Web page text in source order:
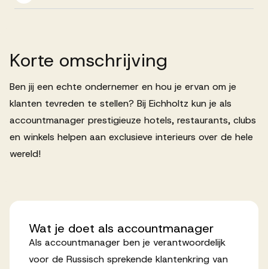
Successen
Onze opdrachtgevers
Succesverhalen
Vervulde vacatures
Over AV
Ons team
Korte omschrijving
Ben jij een echte ondernemer en hou je ervan om je
klanten tevreden te stellen? Bij Eichholtz kun je als
accountmanager prestigieuze hotels, restaurants, clubs
en winkels helpen aan exclusieve interieurs over de hele
wereld!
Wat je doet als accountmanager
Als accountmanager ben je verantwoordelijk
voor de Russisch sprekende klantenkring van